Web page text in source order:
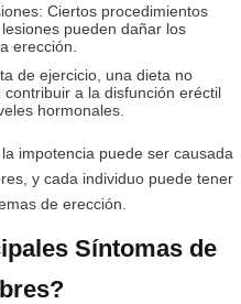
Ciertos procedimientos
pueden dañar los
erección.
de ejercicio, una dieta no
a la disfunción eréctil
hormonales.
impotencia puede ser causada
y cada individuo puede tener
de erección.
Síntomas de